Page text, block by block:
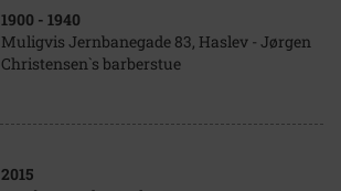
1900 - 1940
Muligvis Jernbanegade 83, Haslev - Jørgen
Christensen`s barberstue
2015